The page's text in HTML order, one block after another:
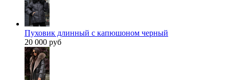
Пуховик длинный с капюшоном черный
20 000 руб